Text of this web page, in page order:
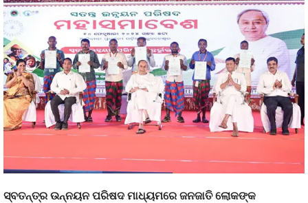
ସ୍ବତନ୍ତ୍ର ଉନ୍ନୟନ ପରିଷଦ ମାଧ୍ୟମରେ ଜନଜାତି ଲୋକଙ୍କ